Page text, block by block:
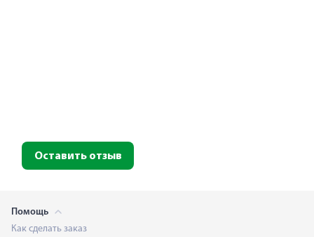
Оставить отзыв
Помощь
Как сделать заказ